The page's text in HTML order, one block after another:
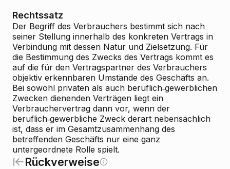
Rechtssatz
Der Begriff des Verbrauchers bestimmt sich nach
seiner Stellung innerhalb des konkreten Vertrags in
Verbindung mit dessen Natur und Zielsetzung. Für
die Bestimmung des Zwecks des Vertrags kommt es
auf die für den Vertragspartner des Verbrauchers
objektiv erkennbaren Umstände des Geschäfts an.
Bei sowohl privaten als auch beruflich‑gewerblichen
Zwecken dienenden Verträgen liegt ein
Verbrauchervertrag dann vor, wenn der
beruflich‑gewerbliche Zweck derart nebensächlich
ist, dass er im Gesamtzusammenhang des
betreffenden Geschäfts nur eine ganz
untergeordnete Rolle spielt.
Rückverweise